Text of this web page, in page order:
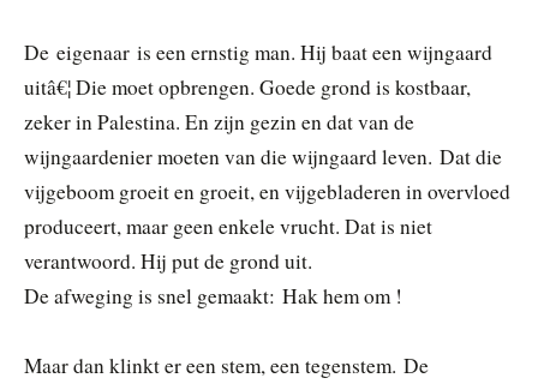
De eigenaar is een ernstig man. Hij baat een wijngaard
uitâ€¦ Die moet opbrengen. Goede grond is kostbaar,
zeker in Palestina. En zijn gezin en dat van de
wijngaardenier moeten van die wijngaard leven. Dat die
vijgeboom groeit en groeit, en vijgebladeren in overvloed
produceert, maar geen enkele vrucht. Dat is niet
verantwoord. Hij put de grond uit.
De afweging is snel gemaakt: Hak hem om !
Maar dan klinkt er een stem, een tegenstem. De